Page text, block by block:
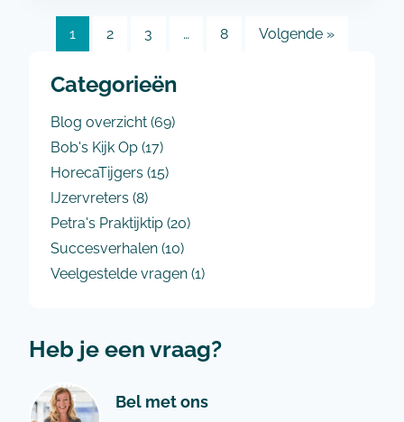
1 2 3 … 8 Volgende »
Categorieën
Blog overzicht (69)
Bob's Kijk Op (17)
HorecaTijgers (15)
IJzervreters (8)
Petra's Praktijktip (20)
Succesverhalen (10)
Veelgestelde vragen (1)
Heb je een vraag?
Bel met ons